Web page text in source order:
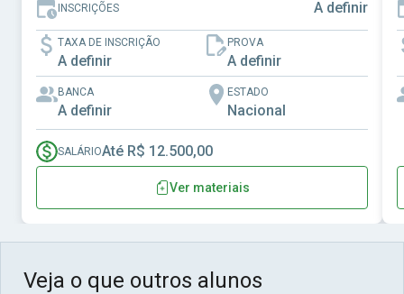
INSCRIÇÕES A definir
TAXA DE INSCRIÇÃO
A definir
PROVA
A definir
BANCA
A definir
ESTADO
Nacional
SALÁRIOAté R$ 12.500,00
Ver materiais
Veja o que outros alunos